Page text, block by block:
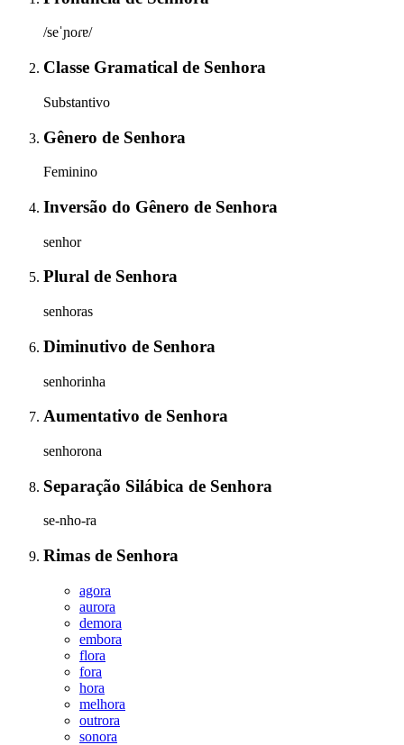
/seˈɲoɾɐ/
Classe Gramatical de Senhora
Substantivo
Gênero de Senhora
Feminino
Inversão do Gênero de Senhora
senhor
Plural de Senhora
senhoras
Diminutivo de Senhora
senhorinha
Aumentativo de Senhora
senhorona
Separação Silábica de Senhora
se-nho-ra
Rimas de Senhora
agora
aurora
demora
embora
flora
fora
hora
melhora
outrora
sonora